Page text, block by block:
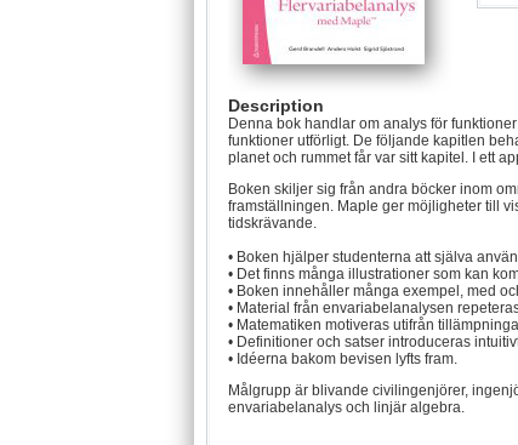
Description
Denna bok handlar om analys för
funktioner utförligt. De följande kapitlen
planet och rummet får var sitt kapitel. I ett
Boken skiljer sig från andra böcker inom
framställningen. Maple ger möjligheter till
tidskrävande.
• Boken hjälper studenterna att själva
• Det finns många illustrationer som kan
• Boken innehåller många exempel, med
• Material från envariabelanalysen
• Matematiken motiveras utifrån
• Definitioner och satser introduceras
• Idéerna bakom bevisen lyfts fram.
Målgrupp är blivande civilingenjörer,
envariabelanalys och linjär algebra.